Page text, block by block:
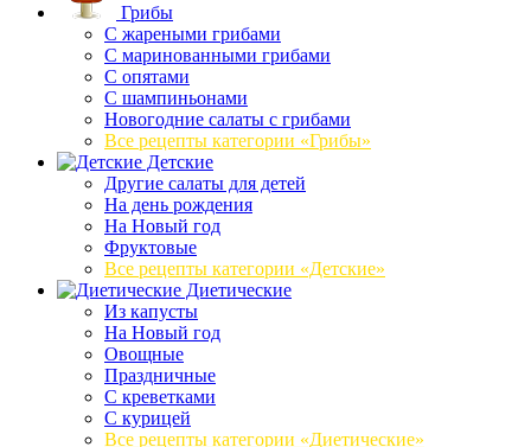
Грибы
C жареными грибами
C маринованными грибами
C опятами
C шампиньонами
Новогодние салаты с грибами
Все рецепты категории «Грибы»
Детские
Другие салаты для детей
На день рождения
На Новый год
Фруктовые
Все рецепты категории «Детские»
Диетические
Из капусты
На Новый год
Овощные
Праздничные
С креветками
С курицей
Все рецепты категории «Диетические»